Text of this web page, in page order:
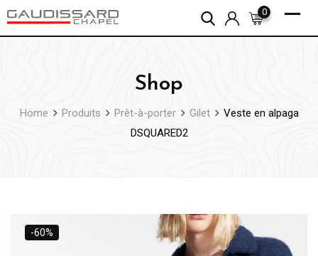
Skip
to
0
Shop
Home Produits Prêt-à-porter Gilet
Veste en alpaga
DSQUARED2
-60%